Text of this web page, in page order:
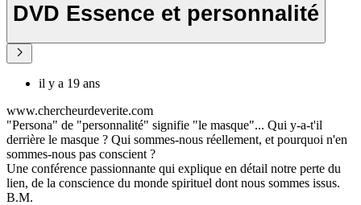
DVD Essence et personnalité
il y a 19 ans
www.chercheurdeverite.com
"Persona" de "personnalité" signifie "le masque"... Qui y-a-t'il
derrière le masque ? Qui sommes-nous réellement, et pourquoi n'en
sommes-nous pas conscient ?
Une conférence passionnante qui explique en détail notre perte du
lien, de la conscience du monde spirituel dont nous sommes issus.
B.M.